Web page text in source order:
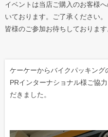
イベントは当店ご購入のお客様
いております。ご了承ください。
皆様のご参加お待ちしております
ケーケーからバイクパッキング
PRインターナショナル様ご協
だきました。